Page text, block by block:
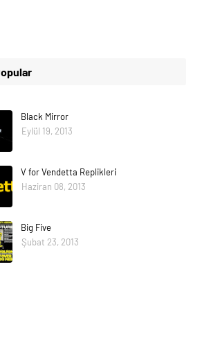
Black Mirror
Eylül 19, 2013
V for Vendetta Replikleri
Haziran 08, 2013
Big Five
Şubat 23, 2013